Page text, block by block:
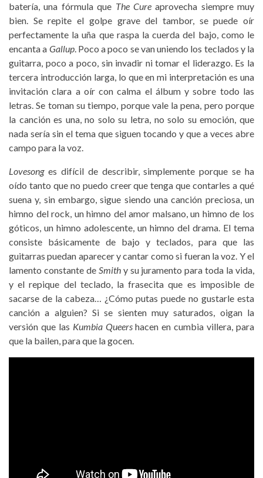
batería, una fórmula que The Cureaprovecha siempre muy
bien. Se repite el golpe grave del tambor, se puede oír
perfectamente la uña que raspa la cuerda del bajo, como le
encanta a Gallup. Poco a poco se van uniendo los teclados y la
guitarra, poco a poco, sin invadir ni tomar el liderazgo. Es la
tercera introducción larga, lo que en mi interpretación es una
invitación clara a oír con calma el álbum y sobre todo las
letras. Se toman su tiempo, porque vale la pena, pero porque
la canción es una, no solo su letra, no solo su emoción, que
nada sería sin el tema que siguen tocando y que a veces abre
campo para la voz.
Lovesonges difícil de describir, simplemente porque se ha
oído tanto que no puedo creer que tenga que contarles a qué
suena y, sin embargo, sigue siendo una canción preciosa, un
himno del rock, un himno del amor malsano, un himno de los
góticos, un himno adolescente, un himno del drama. El tema
consiste básicamente de bajo y teclados, para que las
guitarras puedan aparecer y cantar como si fueran la voz. Y el
lamento constante de Smithy su juramento para toda la vida,
y el repique del teclado, la frasecita que es imposible de
sacarse de la cabeza… ¿Cómo putas puede no gustarle esta
canción a alguien? Si se sienten muy saturados, oigan la
versión que las Kumbia Queershacen en cumbia villera, para
que la bailen, para que la gocen.